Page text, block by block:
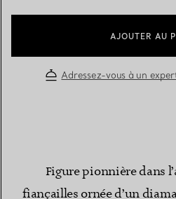
AJOUTER AU
Adressez-vous à un
Figure pionnière dans
fiançailles ornée d’un